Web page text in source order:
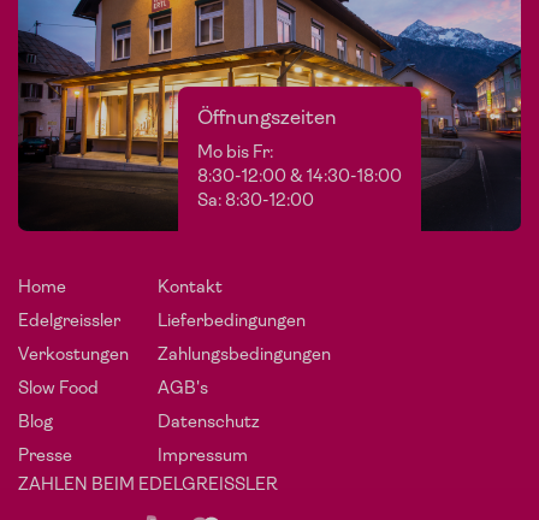
Öffnungszeiten
Mo bis Fr:
8:30-12:00 & 14:30-18:00
Sa: 8:30-12:00
Home
Edelgreissler
Verkostungen
Slow Food
Blog
Presse
Kontakt
Lieferbedingungen
Zahlungsbedingungen
AGB's
Datenschutz
Impressum
ZAHLEN BEIM EDELGREISSLER